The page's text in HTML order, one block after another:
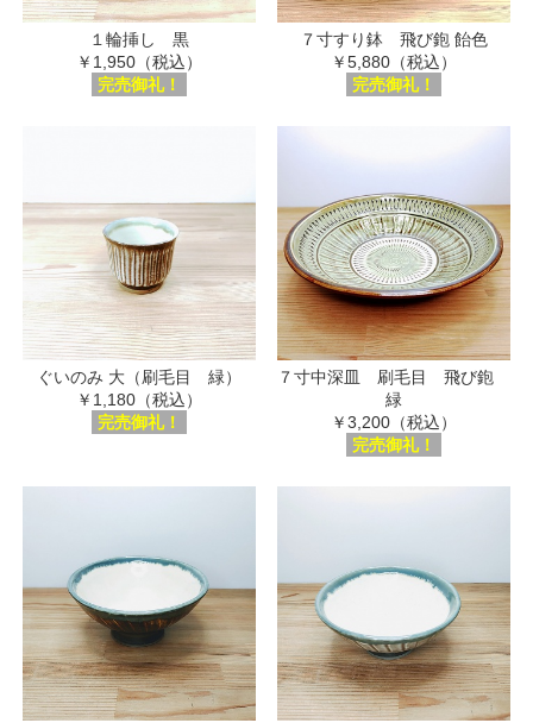
１輪挿し 黒
￥1,950（税込）
完売御礼！
７寸すり鉢 飛び鉋 飴色
￥5,880（税込）
完売御礼！
ぐいのみ 大（刷毛目 緑）
￥1,180（税込）
完売御礼！
７寸中深皿 刷毛目 飛び鉋
緑
￥3,200（税込）
完売御礼！